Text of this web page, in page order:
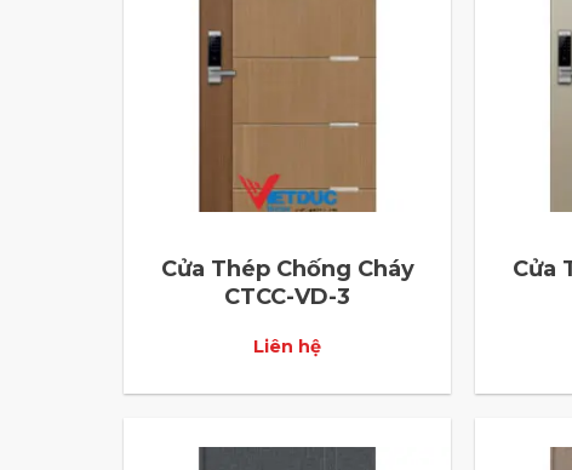
Cửa Thép Chống Cháy
CTCC-VD-3
Liên hệ
Cửa